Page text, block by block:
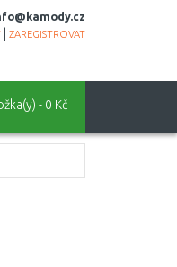
ZAREGISTROVAT
- 0 Kč